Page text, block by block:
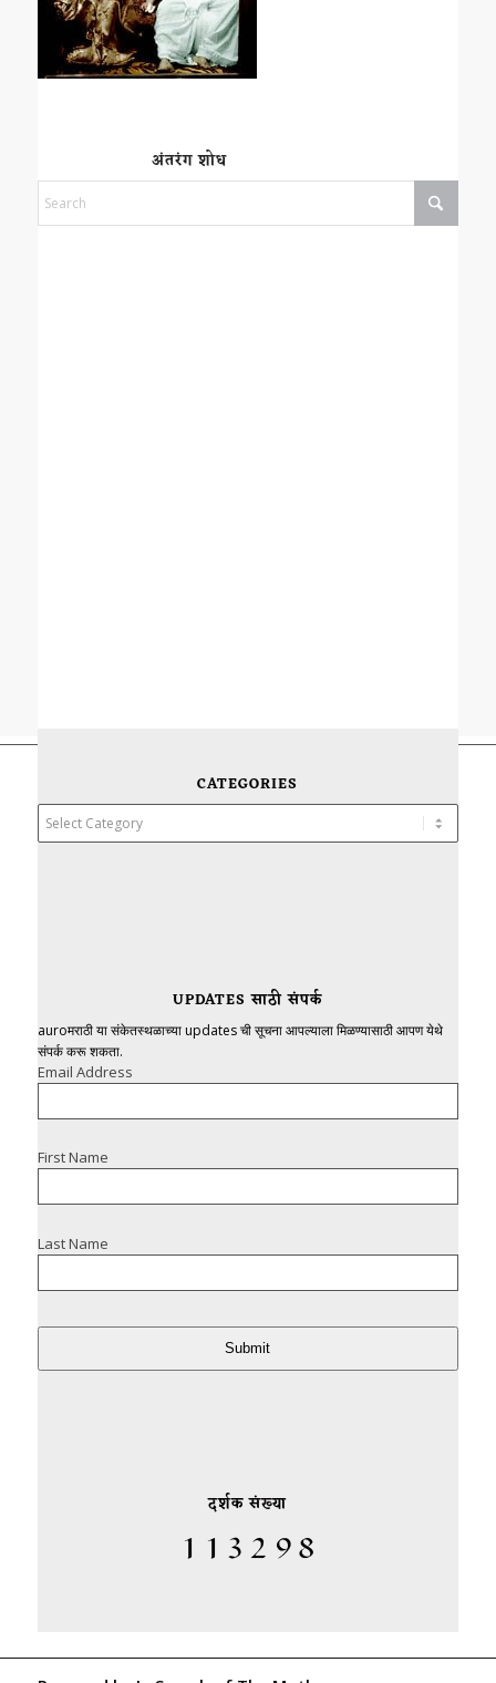
अंतरंग शोध
CATEGORIES
Categories
UPDATES साठी संपर्क
auroमराठी या संकेतस्थळाच्या updates ची सूचना आपल्याला मिळण्यासाठी आपण येथे
संपर्क करू शकता.
Email Address
First Name
Last Name
Submit
दर्शक संख्या